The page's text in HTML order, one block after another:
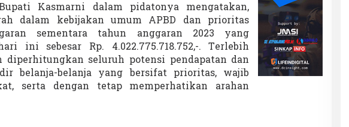
Kasmarni dalam pidatonya mengatakan,
dalam kebijakan umum APBD dan prioritas
sementara tahun anggaran 2023 yang
ini sebesar Rp. 4.022.775.718.752,-. Terlebih
diperhitungkan seluruh potensi pendapatan dan
belanja-belanja yang bersifat prioritas, wajib
serta dengan tetap memperhatikan arahan